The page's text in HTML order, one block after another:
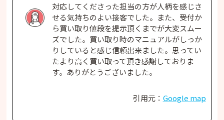
対応してくださった担当の方が人柄を感じさ
せる気持ちのよい接客でした。また、受付か
ら買い取り値段を提示頂くまでが大変スムー
ズでした。買い取り時のマニュアルがしっか
りしていると感じ信頼出来ました。思ってい
たより高く買い取って頂き感謝しておりま
す。ありがとうございました。
引用元： Google map